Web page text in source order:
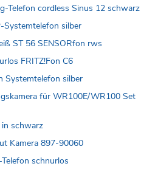
Telefon cordless Sinus 12 schwarz
Systemtelefon silber
ST 56 SENSORfon rws
FRITZ!Fon C6
Systemtelefon silber
für WR100E/WR100 Set
in schwarz
Kamera 897-90060
schnurlos